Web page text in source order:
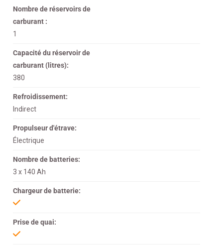
Nombre de réservoirs de
carburant :
1
Capacité du réservoir de
carburant (litres):
380
Refroidissement:
Indirect
Propulseur d'étrave:
Électrique
Nombre de batteries:
3 x 140 Ah
Chargeur de batterie:
Prise de quai: